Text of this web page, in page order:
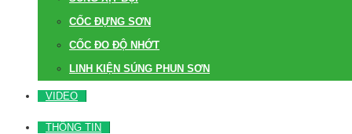
CỐC ĐỰNG SƠN
CỐC ĐO ĐỘ NHỚT
LINH KIỆN SÚNG PHUN SƠN
VIDEO
THÔNG TIN